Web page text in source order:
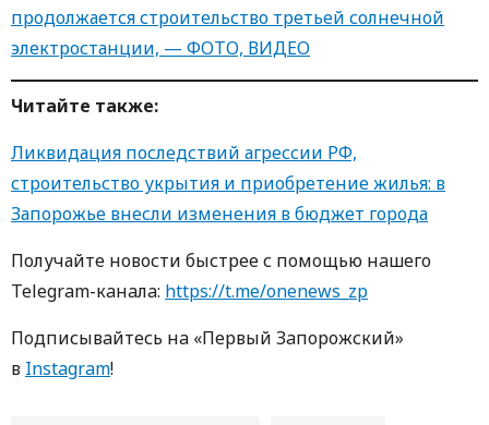
продолжается строительство третьей солнечной
электростанции, — ФОТО, ВИДЕО
Читайте также:
Ликвидация последствий агрессии РФ,
строительство укрытия и приобретение жилья: в
Запорожье внесли изменения в бюджет города
Получайте новости быстрее с пoмoщью нaшегo
Telegram-кaнaлa: https://t.me/onenews_zp
Пoдписывaйтесь нa «Первый Зaпoрoжский»
в Instagram!